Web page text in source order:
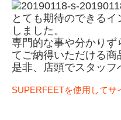
とても期待のできる
しました。
専門的な事や分かりず
てご納得いただける商
是非、店頭でスタッフ
SUPERFEETを使用してサ